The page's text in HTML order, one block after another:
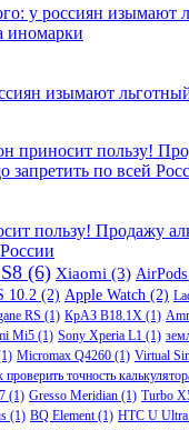
изымают
пользу! Продажу
(6) Xiaomi (3) AirPods
10.2 (2) Apple Watch (2)
RS (1) КрАЗ В18.1Х (1)
Mi5 (1) Sony Xperia L1 (1)
Micromax Q4260 (1) Virtual
проверить точность
(1) Gresso Meridian (1) Turbo
(1) BQ Element(1) HTC U Ultra